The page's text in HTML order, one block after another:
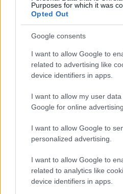
Purposes for which it was
Opted Out
Google consents
I want to allow Google to
related to advertising like
device identifiers in apps.
I want to allow my user
Google for online
I want to allow Google to
personalized advertising.
I want to allow Google to
related to analytics like
device identifiers in apps.
Στο δρόμο το μικρό των
εικόνα που αντιστοιχεί σε
χαρακτηριστική με την
απορροφητικότητα αλλά και